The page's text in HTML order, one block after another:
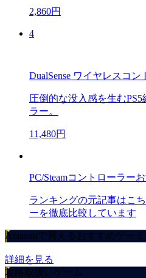
2,860円
4
DualSense ワイヤレスコン
圧倒的な没入感を生む
ラー。
11,480円
PC/Steamコントローラー
ランキングの元記事はこ
ーを徹底比較しています
Amazonで買えるおすすめゲー
詳細を見る
攻略取扱いゲーム